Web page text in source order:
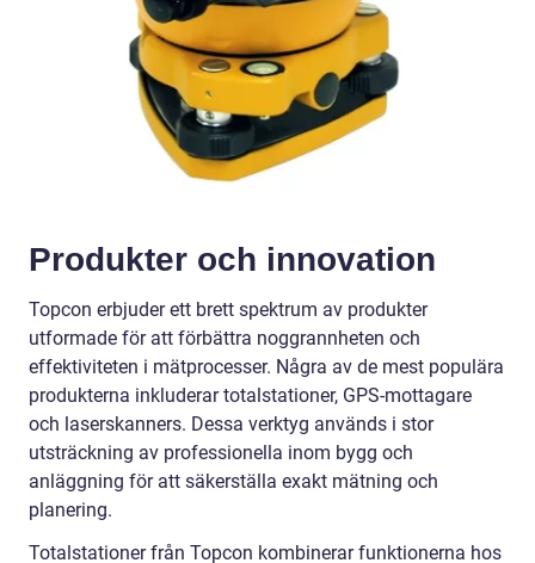
Produkter och innovation
Topcon erbjuder ett brett spektrum av produkter
utformade för att förbättra noggrannheten och
effektiviteten i mätprocesser. Några av de mest populära
produkterna inkluderar totalstationer, GPS-mottagare
och laserskanners. Dessa verktyg används i stor
utsträckning av professionella inom bygg och
anläggning för att säkerställa exakt mätning och
planering.
Totalstationer från Topcon kombinerar funktionerna hos